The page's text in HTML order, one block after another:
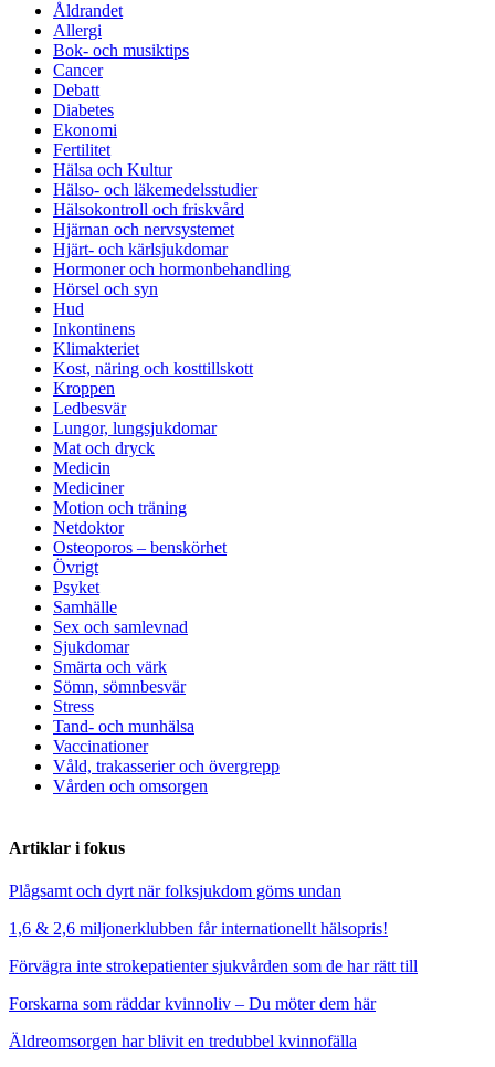
Åldrandet
Allergi
Bok- och musiktips
Cancer
Debatt
Diabetes
Ekonomi
Fertilitet
Hälsa och Kultur
Hälso- och läkemedelsstudier
Hälsokontroll och friskvård
Hjärnan och nervsystemet
Hjärt- och kärlsjukdomar
Hormoner och hormonbehandling
Hörsel och syn
Hud
Inkontinens
Klimakteriet
Kost, näring och kosttillskott
Kroppen
Ledbesvär
Lungor, lungsjukdomar
Mat och dryck
Medicin
Mediciner
Motion och träning
Netdoktor
Osteoporos – benskörhet
Övrigt
Psyket
Samhälle
Sex och samlevnad
Sjukdomar
Smärta och värk
Sömn, sömnbesvär
Stress
Tand- och munhälsa
Vaccinationer
Våld, trakasserier och övergrepp
Vården och omsorgen
Artiklar i fokus
Plågsamt och dyrt när folksjukdom göms undan
1,6 & 2,6 miljonerklubben får internationellt hälsopris!
Förvägra inte strokepatienter sjukvården som de har rätt till
Forskarna som räddar kvinnoliv – Du möter dem här
Äldreomsorgen har blivit en tredubbel kvinnofälla